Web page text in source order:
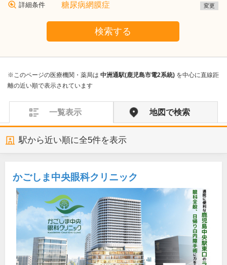
詳細条件 糖尿病網膜症 変更
検索する
※このページの医療機関・薬局は 中洲通駅(鹿児島市電2系統) を中心に直線距
離の近い順で表示されています
一覧表示 地図で検索
駅から近い順に全5件を表示
かごしま中央眼科クリニック